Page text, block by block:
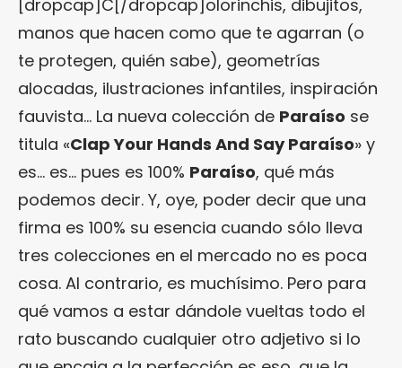
[dropcap]C[/dropcap]olorinchis, dibujitos,
manos que hacen como que te agarran (o
te protegen, quién sabe), geometrías
alocadas, ilustraciones infantiles, inspiración
fauvista… La nueva colección de Paraíso se
titula «Clap Your Hands And Say Paraíso» y
es… es… pues es 100% Paraíso, qué más
podemos decir. Y, oye, poder decir que una
firma es 100% su esencia cuando sólo lleva
tres colecciones en el mercado no es poca
cosa. Al contrario, es muchísimo. Pero para
qué vamos a estar dándole vueltas todo el
rato buscando cualquier otro adjetivo si lo